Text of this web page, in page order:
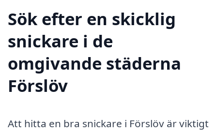
Sök efter en skicklig
snickare i de
omgivande städerna
Förslöv
Att hitta en bra snickare i Förslöv är viktigt